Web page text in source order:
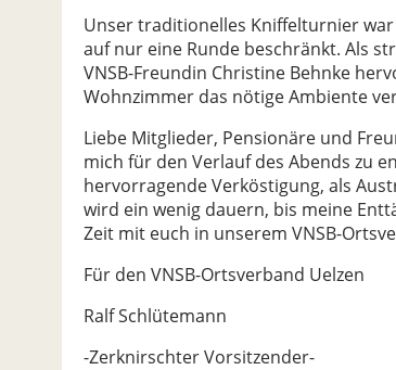
Unser traditionelles Kniffelturnier
auf nur eine Runde beschränkt. Als
VNSB-Freundin Christine Behnke
Wohnzimmer das nötige Ambiente
Liebe Mitglieder, Pensionäre und
mich für den Verlauf des Abends zu
hervorragende Verköstigung, als
wird ein wenig dauern, bis meine
Zeit mit euch in unserem VNSB-
Für den VNSB-Ortsverband Uelzen
Ralf Schlütemann
-Zerknirschter Vorsitzender-